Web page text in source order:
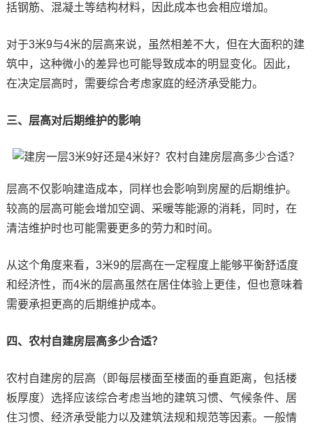
括钢筋、混凝土等结构材料，因此成本也会相应增加。
对于3米9与4米的层高来说，虽然相差不大，但在大面积的建
筑中，这种微小的差异也可能导致成本的明显变化。因此，
在决定层高时，需要综合考虑家庭的经济承受能力。
三、层高对后期维护的影响
层高不仅影响建造成本，同样也会影响到房屋的后期维护。
较高的层高可能会增加空调、采暖等能源的消耗，同时，在
清洁维护时也可能需要更多的劳力和时间。
从这个角度来看，3米9的层高在一定程度上能够平衡舒适度
和经济性，而4米的层高虽然在居住体验上更佳，但也意味着
需要承担更高的后期维护成本。
四、农村自建房层高多少合适？
农村自建房的层高（即每层楼面至楼面的垂直距离，包括楼
板厚度）选择应该综合考虑当地的建筑习惯、气候条件、居
住习惯、经济承受能力以及建筑法规和规范等因素。一般情